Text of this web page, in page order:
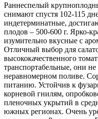
Раннеспелый
снимают спустя 102-115
индетерминатные,
плодов – 500-600 г. Ярко-
изумительно вкусные с
Отличный выбор для
высококачественного
транспортабельные, они
неравномерном поливе.
питанию. Устойчив к
корневой гнилям,
пленочных укрытий в
южных регионах. Очень